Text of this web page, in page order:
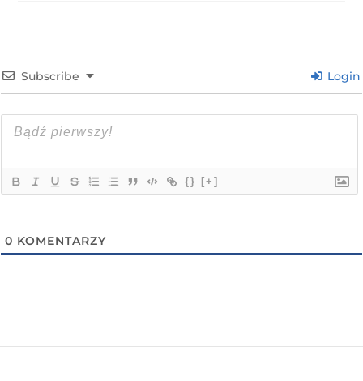
Subscribe Login
{} [+]
0 KOMENTARZY